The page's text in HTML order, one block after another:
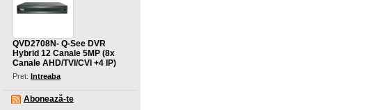
QVD2708N- Q-See DVR
Hybrid 12 Canale 5MP (8x
Canale AHD/TVI/CVI +4 IP)
Pret: Intreaba
Abonează-te